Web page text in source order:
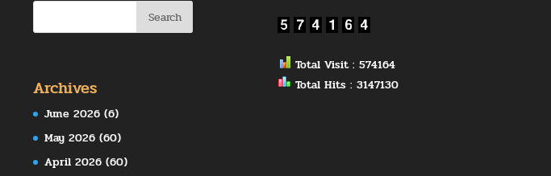
Archives
June 2026(6)
May 2026(60)
April 2026(60)
Total Visit : 574164
Total Hits : 3147130